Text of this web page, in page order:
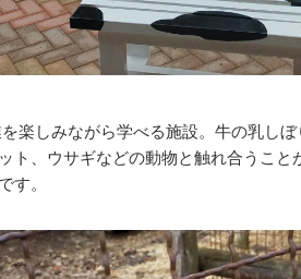
楽しみながら学べる施設。牛の乳し
ト、ウサギなどの動物と触れ合うこと
す。